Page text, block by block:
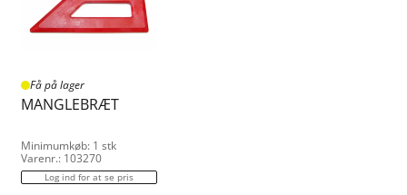
Få på lager
MANGLEBRÆT
Minimumkøb: 1 stk
Varenr.: 103270
Log ind for at se pris